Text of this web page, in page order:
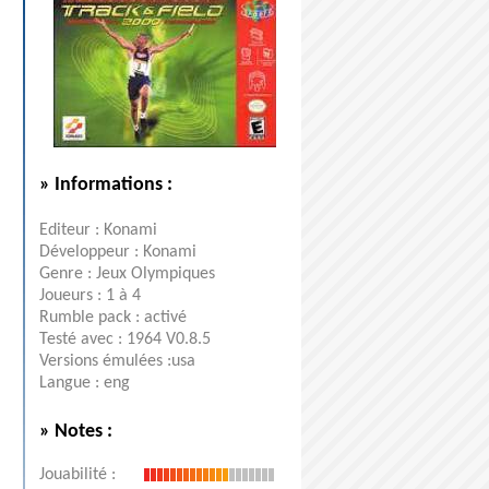
» Informations :
Editeur : Konami
Développeur : Konami
Genre : Jeux Olympiques
Joueurs : 1 à 4
Rumble pack : activé
Testé avec : 1964 V0.8.5
Versions émulées :usa
Langue : eng
» Notes :
Jouabilité :